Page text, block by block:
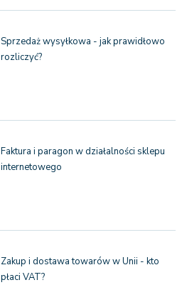
Sprzedaż wysyłkowa - jak prawidłowo
rozliczyć?
Faktura i paragon w działalności sklepu
internetowego
Zakup i dostawa towarów w Unii - kto
płaci VAT?